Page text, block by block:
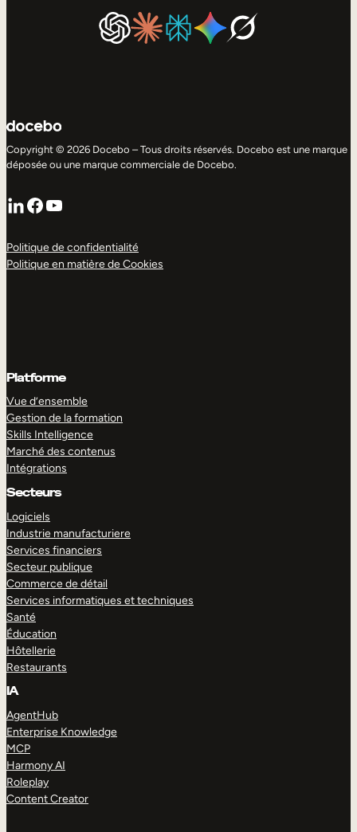
Copyright © 2026 Docebo – Tous droits réservés. Docebo est une marque
déposée ou une marque commerciale de Docebo.
LinkedIn
Facebook
YouTube
Politique de confidentialité
Politique en matière de Cookies
Platforme
Vue d’ensemble
Gestion de la formation
Skills Intelligence
Marché des contenus
Intégrations
Secteurs
Logiciels
Industrie manufacturiere
Services financiers
Secteur publique
Commerce de détail
Services informatiques et techniques
Santé
Éducation
Hôtellerie
Restaurants
IA
AgentHub
Enterprise Knowledge
MCP
Harmony AI
Roleplay
Content Creator